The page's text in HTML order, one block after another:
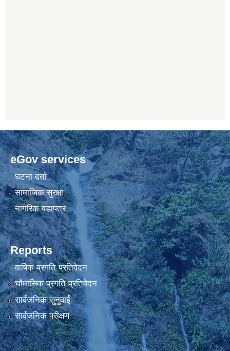
eGov services
घटना दर्ता
सामाजिक सुरक्षा
नागरिक वडापत्र
Reports
वार्षिक प्रगति प्रतिवेदन
चौमासिक प्रगति प्रतिवेदन
सार्वजनिक सुनुवाई
सार्वजनिक परीक्षण